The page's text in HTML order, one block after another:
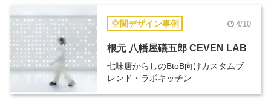
空間デザイン事例 4/10
根元 八幡屋礒五郎 CEVEN LAB
七味唐からしのBtoB向けカスタムブ
レンド・ラボキッチン